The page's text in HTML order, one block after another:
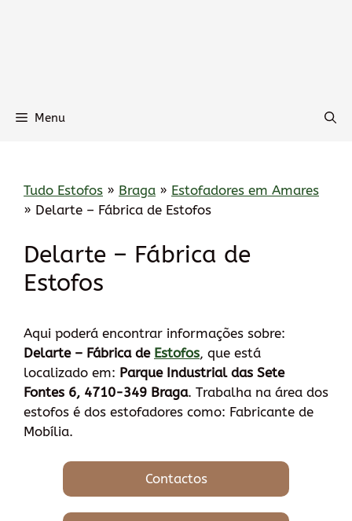
Menu
Tudo Estofos » Braga » Estofadores em Amares
» Delarte – Fábrica de Estofos
Delarte – Fábrica de
Estofos
Aqui poderá encontrar informações sobre:
Delarte – Fábrica de Estofos, que está
localizado em: Parque Industrial das Sete
Fontes 6, 4710-349 Braga. Trabalha na área dos
estofos é dos estofadores como: Fabricante de
Mobília.
Contactos